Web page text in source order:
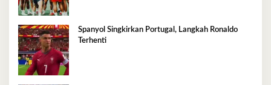
Spanyol Singkirkan Portugal, Langkah Ronaldo
Terhenti